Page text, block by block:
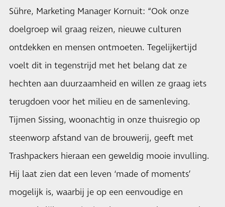
Sühre, Marketing Manager Kornuit: “Ook onze
doelgroep wil graag reizen, nieuwe culturen
ontdekken en mensen ontmoeten. Tegelijkertijd
voelt dit in tegenstrijd met het belang dat ze
hechten aan duurzaamheid en willen ze graag iets
terugdoen voor het milieu en de samenleving.
Tijmen Sissing, woonachtig in onze thuisregio op
steenworp afstand van de brouwerij, geeft met
Trashpackers hieraan een geweldig mooie invulling.
Hij laat zien dat een leven ‘made of moments’
mogelijk is, waarbij je op een eenvoudige en